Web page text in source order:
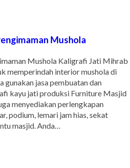
Mushola
Mushola Kaligrafi Jati Mihrab
memperindah interior mushola di
gunakan jasa pembuatan dan
kayu jati produksi Furniture Masjid
menyediakan perlengkapan
podium, lemari jam hias, sekat
masjid. Anda…